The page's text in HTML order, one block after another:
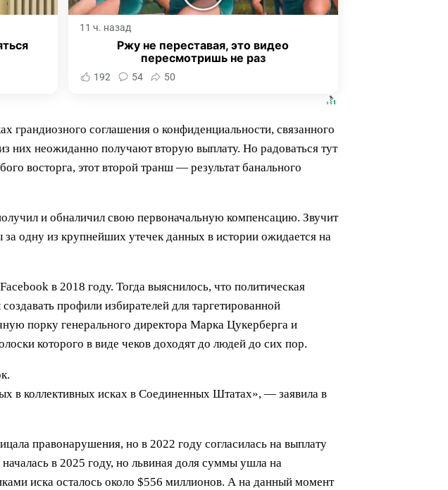
11 ч. назад
Ржу не переставая, это видео
пересмотришь не раз
192 54 50
грандиозного соглашения о конфиденциальности, связанного
них неожиданно получают вторую выплату. Но радоваться тут
восторга, этот второй транш — результат банального
и обналичил свою первоначальную компенсацию. Звучит
одну из крупнейших утечек данных в истории ожидается на
в 2018 году. Тогда выяснилось, что политическая
профили избирателей для таргетированной
порку генерального директора Марка Цукерберга и
которого в виде чеков доходят до людей до сих пор.
в коллективных исках в Соединенных Штатах», — заявила в
правонарушения, но в 2022 году согласилась на выплату
в 2025 году, но львиная доля суммы ушла на
иска осталось около $556 миллионов. А на данный момент